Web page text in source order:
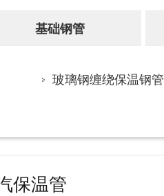
玻璃钢缠绕保温钢管
基础钢管
保温管